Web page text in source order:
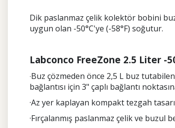
Dik paslanmaz çelik kolektör bobini
uygun olan -50°C'ye (-58°F) soğutur.
Labconco FreeZone 2.5 Liter -
·Buz çözmeden önce 2,5 L buz
bağlantısı için 3" çaplı bağlantı
·Az yer kaplayan kompakt tezgah
·Fırçalanmış paslanmaz çelik ve buzul